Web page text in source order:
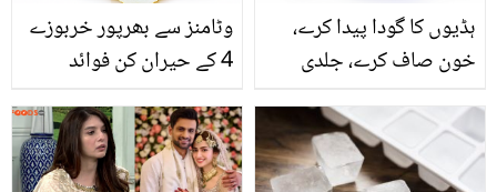
وٹامنز سے بھرپور خربوزے
4 کے حیران کن فوائد
ہڈیوں کا گودا پیدا کرے،
خون صاف کرے، جلدی
کیا آپ اروی کے ان فوائد
سے واقف ہیں؟